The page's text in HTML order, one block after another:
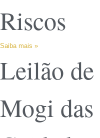
Riscos
Saiba mais »
Leilão
Mogi das